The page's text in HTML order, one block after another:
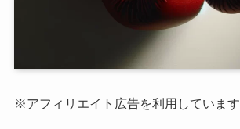
※アフィリエイト広告を利用しています